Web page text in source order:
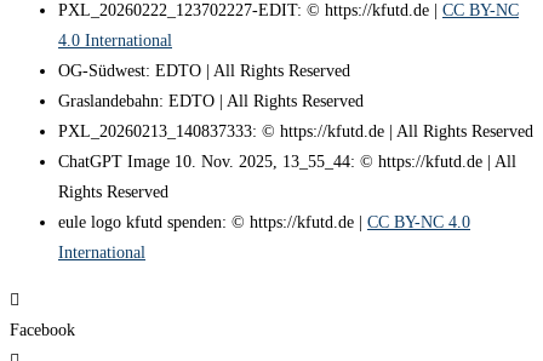
PXL_20260222_123702227-EDIT: © https://kfutd.de | CC BY-NC
4.0 International
OG-Südwest: EDTO | All Rights Reserved
Graslandebahn: EDTO | All Rights Reserved
PXL_20260213_140837333: © https://kfutd.de | All Rights Reserved
ChatGPT Image 10. Nov. 2025, 13_55_44: © https://kfutd.de | All
Rights Reserved
eule logo kfutd spenden: © https://kfutd.de | CC BY-NC 4.0
International
Facebook